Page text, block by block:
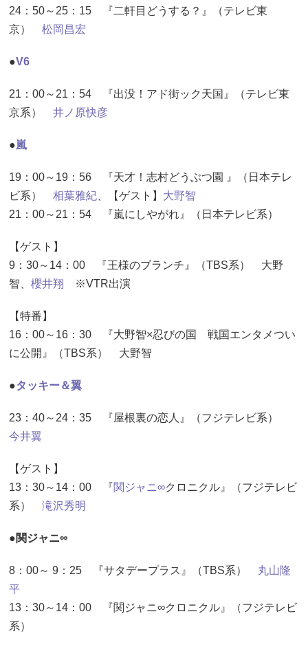
24：50～25：15 『二軒目どうする？』（テレビ東
京） 松岡昌宏
●V6
21：00～21：54 『出没！アド街ック天国』（テレビ東
京系） 井ノ原快彦
●嵐
19：00～19：56 『天才！志村どうぶつ園 』（日本テレ
ビ系） 相葉雅紀 、【ゲスト】 大野智
21：00～21：54 『嵐にしやがれ』（日本テレビ系）
【ゲスト】
9：30～14：00 『王様のブランチ』（TBS系） 大野
智、 櫻井翔 ※VTR出演
【特番】
16：00～16：30 『大野智×忍びの国 戦国エンタメつい
に公開』（TBS系） 大野智
●タッキー＆翼
23：40～24：35 『屋根裏の恋人』（フジテレビ系）
今井翼
【ゲスト】
13：30～14：00 『関ジャニ∞クロニクル』（フジテレビ
系） 滝沢秀明
●関ジャニ∞
8：00～ 9：25 『サタデープラス』（TBS系） 丸山隆
平
13：30～14：00 『関ジャニ∞クロニクル』（フジテレビ
系）